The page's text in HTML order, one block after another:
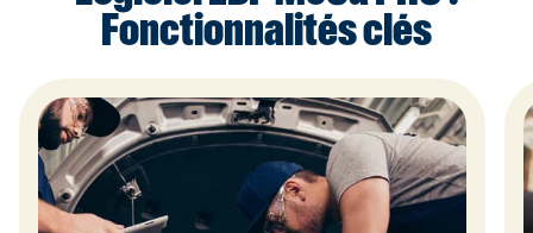
Fonctionnalités clés